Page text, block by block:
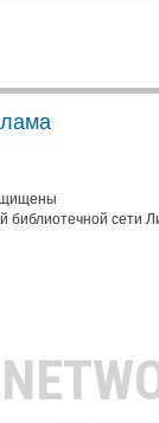
библиотечной сети